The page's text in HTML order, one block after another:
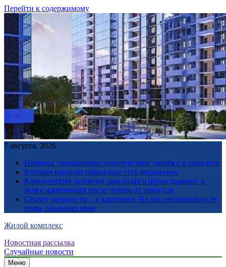
Перейти к содержимому
7 августа, 2026
Названы ухудшающие самочувствие ошибки в самолете
Россиян научили правильно есть мороженое
Клинический психолог рассказал о происходящих в
мозге изменениях после отказа от алкоголя
Секрет молодости – в картошке: Но мы неправильно ее
едим, объяснил врач
Жилой комплекс
Новостная рассылка
Случайные новости
Меню